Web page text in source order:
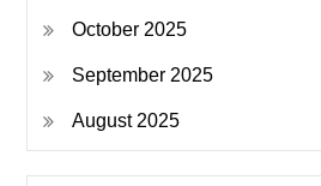
October 2025
September 2025
August 2025